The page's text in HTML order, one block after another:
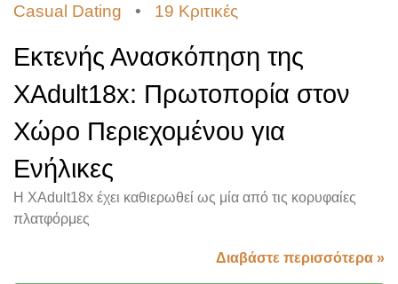
Casual Dating • 19 Κριτικές
Εκτενής Ανασκόπηση της
XAdult18x: Πρωτοπορία στον
Χώρο Περιεχομένου για
Ενήλικες
Η XAdult18x έχει καθιερωθεί ως μία από τις κορυφαίες
πλατφόρμες
Διαβάστε περισσότερα »